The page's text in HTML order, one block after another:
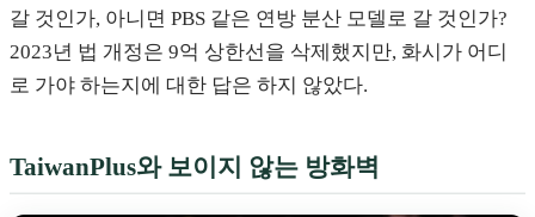
갈 것인가, 아니면 PBS 같은 연방 분산 모델로 갈 것인가?
2023년 법 개정은 9억 상한선을 삭제했지만, 화시가 어디
로 가야 하는지에 대한 답은 하지 않았다.
TaiwanPlus와 보이지 않는 방화벽